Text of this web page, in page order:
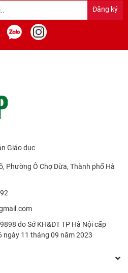
Đăng ký
Giáo dục
Phường Ô Chợ Dừa, Thành phố Hà
do Sở KH&ĐT TP Hà Nội cấp
ngày 11 tháng 09 năm 2023